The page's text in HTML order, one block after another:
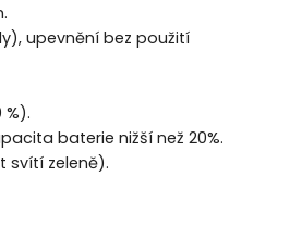
upevnění bez použití
baterie nižší než 20%.
svítí zeleně).